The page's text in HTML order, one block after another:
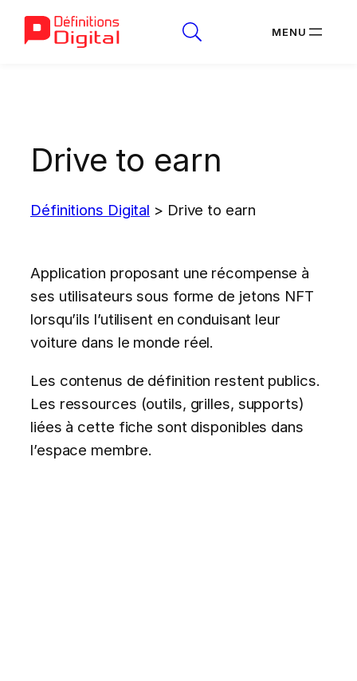
Drive to earn
Définitions Digital > Drive to earn
Application proposant une récompense à
ses utilisateurs sous forme de jetons NFT
lorsqu’ils l’utilisent en conduisant leur
voiture dans le monde réel.
Les contenus de définition restent publics.
Les ressources (outils, grilles, supports)
liées à cette fiche sont disponibles dans
l’espace membre.